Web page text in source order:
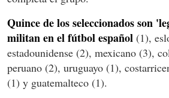
Quince de los seleccionados son
militan en el fútbol español (1),
estadounidense (2), mexicano (3),
peruano (2), uruguayo (1),
(1) y guatemalteco (1).